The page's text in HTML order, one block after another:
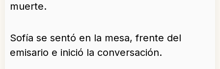
muerte.
Sofía se sentó en la mesa, frente del
emisario e inició la conversación.